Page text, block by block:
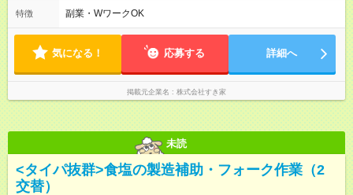
ます♪
特徴 副業・WワークOK
気になる！ 応募する 詳細へ
掲載元企業名 株式会社すき家
未読
<タイパ抜群>食塩の製造補助・フォーク作業（2
交替）